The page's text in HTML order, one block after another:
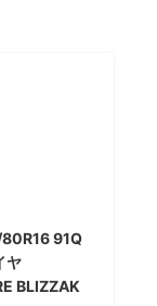
91Q
ヤ
BLIZZAK